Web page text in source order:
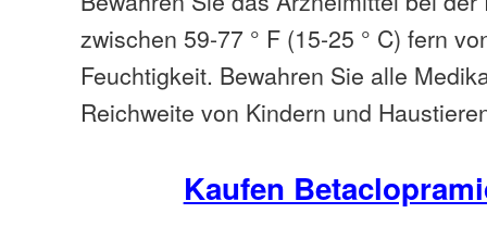
zwischen 59-77 ° F (15-25 ° C) fern
Feuchtigkeit. Bewahren Sie alle
Reichweite von Kindern und
Kaufen